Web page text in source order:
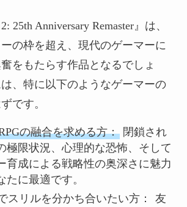
2: 25th Anniversary Remaster』は、
の枠を超え、現代のゲーマーに
をもたらす作品となるでしょ
、特に以下のようなゲーマーの
です。
の融合を求める方：閉鎖され
極限状況、心理的な恐怖、そして
育成による戦略性の奥深さに魅力
たに最適です。
スリルを分かち合いたい方：
友